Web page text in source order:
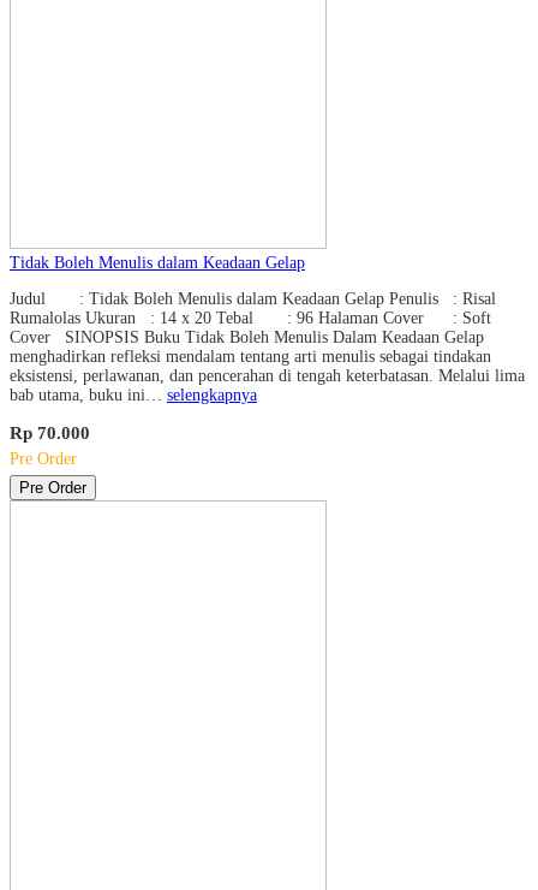
Tidak Boleh Menulis dalam Keadaan Gelap
Judul : Tidak Boleh Menulis dalam Keadaan Gelap Penulis : Risal
Rumalolas Ukuran : 14 x 20 Tebal : 96 Halaman Cover : Soft
Cover SINOPSIS Buku Tidak Boleh Menulis Dalam Keadaan Gelap
menghadirkan refleksi mendalam tentang arti menulis sebagai tindakan
eksistensi, perlawanan, dan pencerahan di tengah keterbatasan. Melalui lima
bab utama, buku ini… selengkapnya
Rp 70.000
Pre Order
Pre Order